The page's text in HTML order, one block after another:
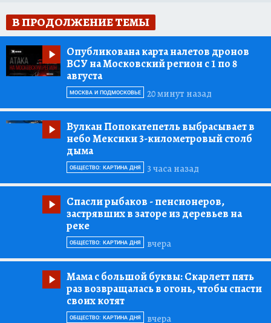
В ПРОДОЛЖЕНИЕ ТЕМЫ
Опубликована карта налетов дронов
ВСУ на Московский регион с 1 по 8
августа
20 минут назад
МОСКВА И ПОДМОСКОВЬЕ
Вулкан Попокатепетль выбрасывает в
небо Мексики 3-километровый столб
дыма
3 часа назад
ОБЩЕСТВО: КАРТИНА ДНЯ
Спасли рыбаков - пенсионеров,
застрявших в заторе из деревьев на
реке
вчера
ОБЩЕСТВО: КАРТИНА ДНЯ
Мама с большой буквы:Скарлетт пять
раз возвращалась в огонь, чтобы спасти
своих котят
вчера
ОБЩЕСТВО: КАРТИНА ДНЯ